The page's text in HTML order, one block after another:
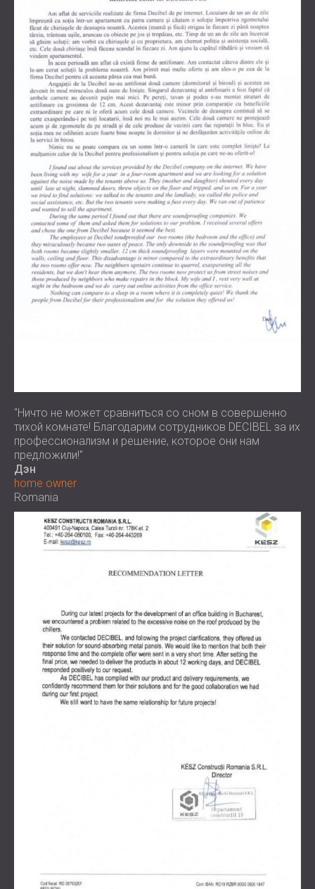
ЗВУКОИЗОЛЯЦИЯ И АКУСТИКА ДЛЯ
ЗАЛЫ
ЗВУКОИЗОЛЯЦИЯ И АКУСТИЧЕСКИЕ
РЕШЕНИЯ ДЛЯ ТОРГОВЫХ
ПОМЕЩЕНИЙ
ЗВУКОИЗОЛЯЦИЯ И АКУСТИКА ДЛЯ
ОБРАЗОВАТЕЛЬНЫХ УЧРЕЖДЕНИЙ
SOUND INSULATION AND ACOUSTICS
FOR HEALTH CARE FACILITIES
ЗВУКОИЗОЛЯЦИОННЫЕ И
АКУСТИЧЕСКИЕ РЕШЕНИЯ ДЛЯ
АУДИОЛОГИЧЕСКОЙ ОТРАСЛИ
ЗВУКОИЗОЛЯЦИОННЫЕ И
АКУСТИЧЕСКИЕ РЕШЕНИЯ ДЛЯ
ЦЕНТРОВ ОБРАБОТКИ ДАННЫХ
ROMÂNIA (RO)
POLAND (PL)
FINLAND (FI)
USA (US)
SOUTH AFRICA (ZA)
"Ничто не может сравниться со сном в совершенно
тихой комнате! Благодарим сотрудников DECIBEL за их
профессионализм и решение, которое они нам
предложили!"
Дэн
home owner
Romania